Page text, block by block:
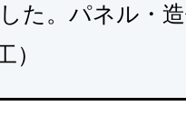
た。パネル・
）